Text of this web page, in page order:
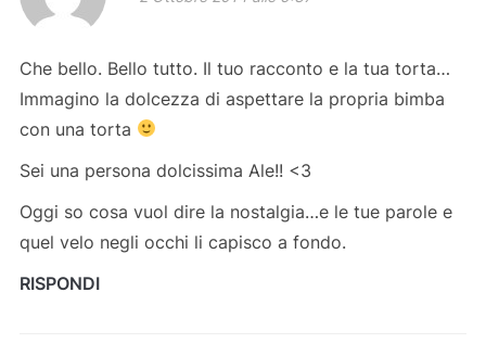
Che bello. Bello tutto. Il tuo racconto e la tua torta…
Immagino la dolcezza di aspettare la propria bimba
con una torta
Sei una persona dolcissima Ale!! <3
Oggi so cosa vuol dire la nostalgia…e le tue parole e
quel velo negli occhi li capisco a fondo.
RISPONDI